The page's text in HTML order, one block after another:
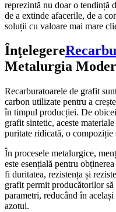
reprezintă nu doar o tendință
de a extinde afacerile, de a
soluții cu valoare mai mare
Înţelegere
Metalurgia
Recarburatoarele de grafit
carbon utilizate pentru a
în timpul producției. De
grafit sintetic, aceste
puritate ridicată, o compoziție
În procesele metalurgice,
este esențială pentru
fi duritatea, rezistența și
grafit permit producătorilor
parametri, reducând în
azotul.